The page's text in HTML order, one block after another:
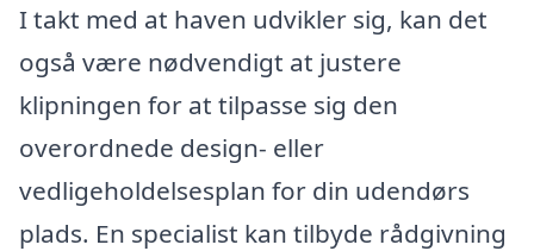
I takt med at haven udvikler sig, kan det
også være nødvendigt at justere
klipningen for at tilpasse sig den
overordnede design- eller
vedligeholdelsesplan for din udendørs
plads. En specialist kan tilbyde rådgivning